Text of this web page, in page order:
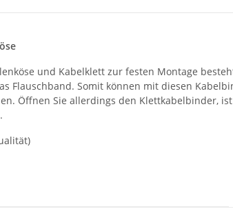
und Kabelklett zur festen Montage
Flauschband. Somit können mit diesen
Öffnen Sie allerdings den Klettkabelbinder,